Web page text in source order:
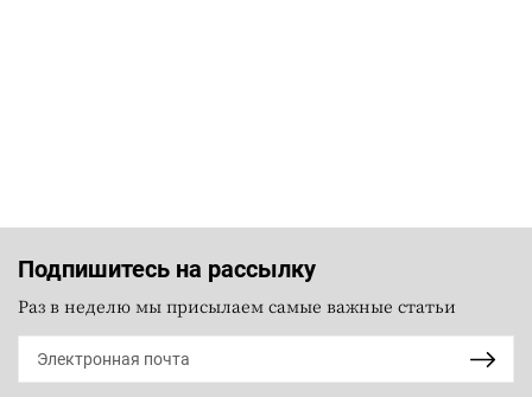
Подпишитесь на рассылку
Раз в неделю мы присылаем самые важные статьи